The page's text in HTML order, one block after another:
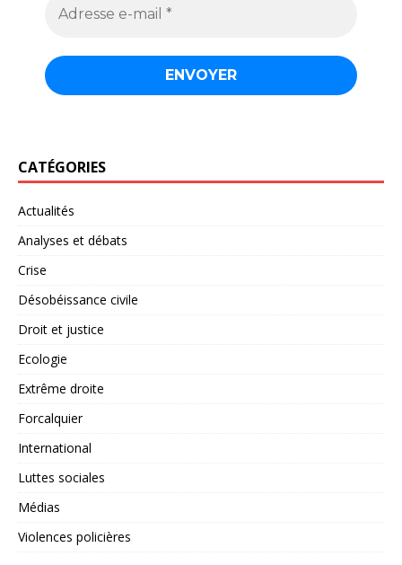
CATÉGORIES
Actualités
Analyses et débats
Crise
Désobéissance civile
Droit et justice
Ecologie
Extrême droite
Forcalquier
International
Luttes sociales
Médias
Violences policières